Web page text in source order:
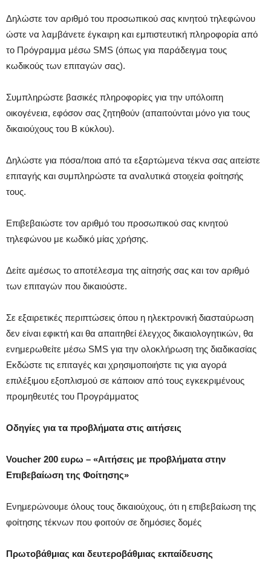
Δηλώστε τον αριθμό του προσωπικού σας κινητού τηλεφώνου
ώστε να λαμβάνετε έγκαιρη και εμπιστευτική πληροφορία από
το Πρόγραμμα μέσω SMS (όπως για παράδειγμα τους
κωδικούς των επιταγών σας).
Συμπληρώστε βασικές πληροφορίες για την υπόλοιπη
οικογένεια, εφόσον σας ζητηθούν (απαιτούνται μόνο για τους
δικαιούχους του Β κύκλου).
Δηλώστε για πόσα/ποια από τα εξαρτώμενα τέκνα σας αιτείστε
επιταγής και συμπληρώστε τα αναλυτικά στοιχεία φοίτησής
τους.
Επιβεβαιώστε τον αριθμό του προσωπικού σας κινητού
τηλεφώνου με κωδικό μίας χρήσης.
Δείτε αμέσως το αποτέλεσμα της αίτησής σας και τον αριθμό
των επιταγών που δικαιούστε.
Σε εξαιρετικές περιπτώσεις όπου η ηλεκτρονική διασταύρωση
δεν είναι εφικτή και θα απαιτηθεί έλεγχος δικαιολογητικών, θα
ενημερωθείτε μέσω SMS για την ολοκλήρωση της διαδικασίας
Εκδώστε τις επιταγές και χρησιμοποιήστε τις για αγορά
επιλέξιμου εξοπλισμού σε κάποιον από τους εγκεκριμένους
προμηθευτές του Προγράμματος
Οδηγίες για τα προβλήματα στις αιτήσεις
Voucher 200 ευρω – «Αιτήσεις με προβλήματα στην
Επιβεβαίωση της Φοίτησης»
Ενημερώνουμε όλους τους δικαιούχους, ότι η επιβεβαίωση της
φοίτησης τέκνων που φοιτούν σε δημόσιες δομές
Πρωτοβάθμιας και δευτεροβάθμιας εκπαίδευσης